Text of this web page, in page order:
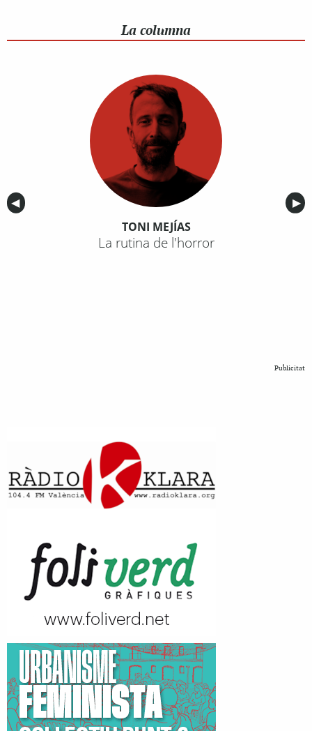
La columna
Anterior
◀︎ ▶︎
TONI MEJÍAS
La rutina de l'horror
Publicitat